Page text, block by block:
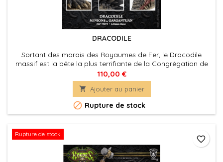
DRACODILE
Sortant des marais des Royaumes de Fer, le Dracodile
massif est la bête la plus terrifiante de la Congrégation de
Blindwater. Le feu de la carabine a peu d'effet sur sa peau
épaisse, chaque écaille ressemblant à un bouclier en acier.
110,00 €
 Ajouter au panier
 Rupture de stock
Rupture de stock
favorite_border